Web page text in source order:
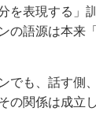
を表現する」
の語源は本来
でも、話す側
の関係は成立